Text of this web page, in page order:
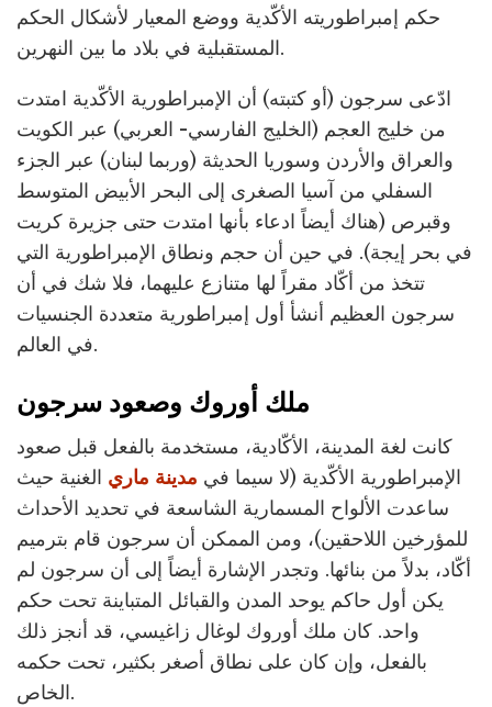
حكم إمبراطوريته الأكّدية ووضع المعيار لأشكال الحكم
المستقبلية في بلاد ما بين النهرين.
ادّعى سرجون (أو كتبته) أن الإمبراطورية الأكّدية امتدت
من خليج العجم (الخليج الفارسي- العربي) عبر الكويت
والعراق والأردن وسوريا الحديثة (وربما لبنان) عبر الجزء
السفلي من آسيا الصغرى إلى البحر الأبيض المتوسط
وقبرص (هناك أيضاً ادعاء بأنها امتدت حتى جزيرة كريت
في بحر إيجة). في حين أن حجم ونطاق الإمبراطورية التي
تتخذ من أكّاد مقراً لها متنازع عليهما، فلا شك في أن
سرجون العظيم أنشأ أول إمبراطورية متعددة الجنسيات
في العالم.
ملك أوروك وصعود سرجون
كانت لغة المدينة، الأكّادية، مستخدمة بالفعل قبل صعود
الإمبراطورية الأكّدية (لا سيما في مدينة ماري الغنية حيث
ساعدت الألواح المسمارية الشاسعة في تحديد الأحداث
للمؤرخين اللاحقين)، ومن الممكن أن سرجون قام بترميم
أكّاد، بدلاً من بنائها. وتجدر الإشارة أيضاً إلى أن سرجون لم
يكن أول حاكم يوحد المدن والقبائل المتباينة تحت حكم
واحد. كان ملك أوروك لوغال زاغيسي، قد أنجز ذلك
بالفعل، وإن كان على نطاق أصغر بكثير، تحت حكمه
الخاص.